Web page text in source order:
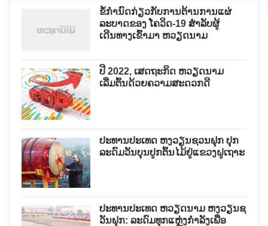
ຂໍ້ກຳນົດກ່ຽວກັບການຕ້ານການແຜ່
ລະບາດຂອງ ໂຄວິດ-19 ສຳລັບຜູ້
ເດີນທາງເຂົ້າມາ ຫວຽດນາມ
ປີ 2022, ເສດຖະກິດ ຫວຽດນາມ
ເລີ່ມຕົ້ນດ້ວຍຄວາມສະດວກດີ
ປະທານປະເທດ ຫງວຽນຊວນຟຸກ ປຸກ
ລະດົມວັນບຸນປູກຕົ້ນໄມ້ຢູ່ແຂວງຝູເຖາະ
ປະທານປະເທດ ຫວຽດນາມ ຫງວຽນຊ
ວັນຟຸກ: ລະດົມທຸກແຫຼ່ງກຳລັງເພື່ອ